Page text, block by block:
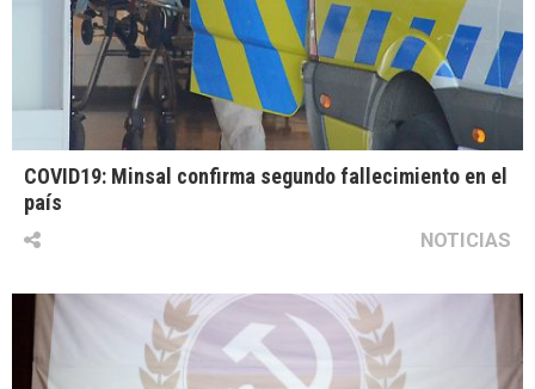
COVID19: Minsal confirma segundo fallecimiento en el
país
NOTICIAS